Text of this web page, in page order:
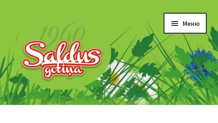
навигации
содержимому
Меню
“Gotiņas”